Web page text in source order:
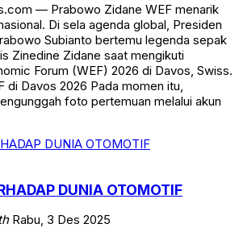
— Prabowo Zidane WEF menarik
Di sela agenda global, Presiden
Subianto bertemu legenda sepak
Zinedine Zidane saat mengikuti
Forum (WEF) 2026 di Davos, Swiss.
di Davos 2026 Pada momen itu,
foto pertemuan melalui akun
DUNIA OTOMOTIF
Rabu, 3 Des 2025